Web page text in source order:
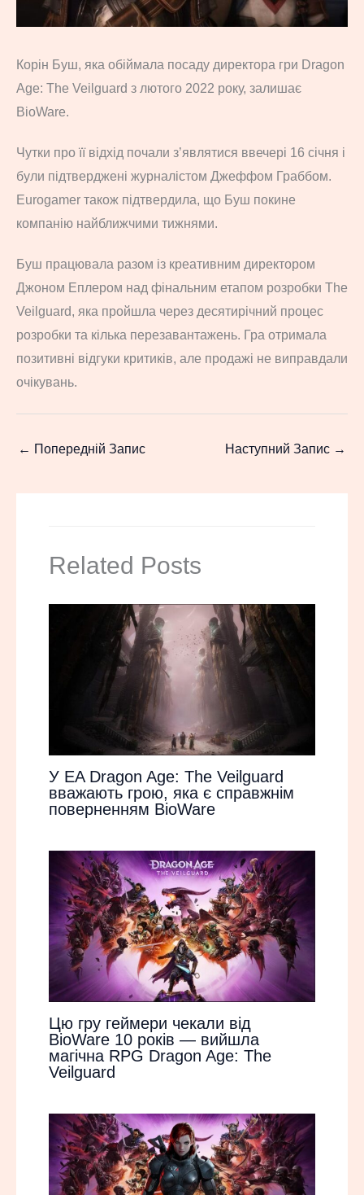
Корін Буш, яка обіймала посаду директора гри Dragon
Age: The Veilguard з лютого 2022 року, залишає
BioWare.
Чутки про її відхід почали з’являтися ввечері 16 січня і
були підтверджені журналістом Джеффом Граббом.
Eurogamer також підтвердила, що Буш покине
компанію найближчими тижнями.
Буш працювала разом із креативним директором
Джоном Еплером над фінальним етапом розробки The
Veilguard, яка пройшла через десятирічний процес
розробки та кілька перезавантажень. Гра отримала
позитивні відгуки критиків, але продажі не виправдали
очікувань.
← Попередній Запис Наступний Запис →
Related Posts
У EA Dragon Age: The Veilguard
вважають грою, яка є справжнім
поверненням BioWare
Цю гру геймери чекали від
BioWare 10 років — вийшла
магічна RPG Dragon Age: The
Veilguard